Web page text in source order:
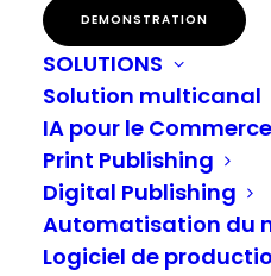
DEMONSTRATION
SOLUTIONS
Solution multicanal
IA pour le
Print Publishing
Digital Publishing
Automatisation du
Logiciel de
Combler le
l’inventaire
marketing
commerce
Pourquoi la